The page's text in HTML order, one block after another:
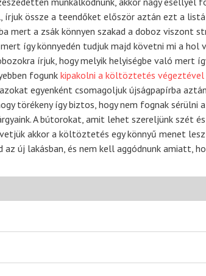
írjuk össze a teendőket először aztán ezt a
mert a zsák könnyen szakad a doboz viszont
így könnyedén tudjuk majd követni mi a hol
írjuk, hogy melyik helyiségbe való mert
fogunk kipakolni a költöztetés végeztével
egyenként csomagoljuk újságpapírba
törékeny így biztos, hogy nem fognak sérülni
A bútorokat, amit lehet szereljünk szét
akkor a költöztetés egy könnyű menet
új lakásban, és nem kell aggódnunk amiatt,